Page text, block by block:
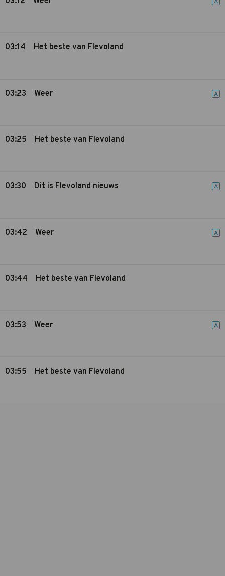
03:14 Het beste van Flevoland
03:23 Weer A
03:25 Het beste van Flevoland
03:30 Dit is Flevoland nieuws A
03:42 Weer A
03:44 Het beste van Flevoland
03:53 Weer A
03:55 Het beste van Flevoland